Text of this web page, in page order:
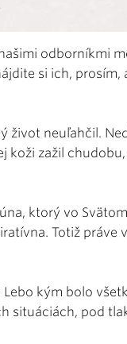
odborníkmi
si ich, prosím,
život neuľahčil.
koži zažil
ktorý vo
Totiž práve
kým bolo
situáciách, pod